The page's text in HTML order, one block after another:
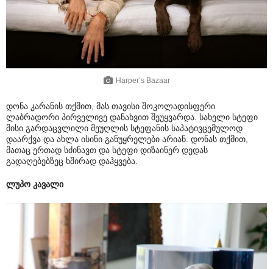
Harper’s Bazaar
დონა კარანის თქმით, მას თავისი შოკოლადისფერი
ლაბრადორი პირველივე დანახვით შეუყვარდა. სახელი სტეფი
მისი გარდაცვლილი მეუღლის სტეფანის საპატივცემულოდ
დაარქვა და ახლა ისინი განუყრელები არიან. დონას თქმით,
მათაც ერთად სძინავთ და სტეფი დიზაინერ დედას
გადაღებებზეც ხშირად დაჰყვება.
ლუპო კავალი